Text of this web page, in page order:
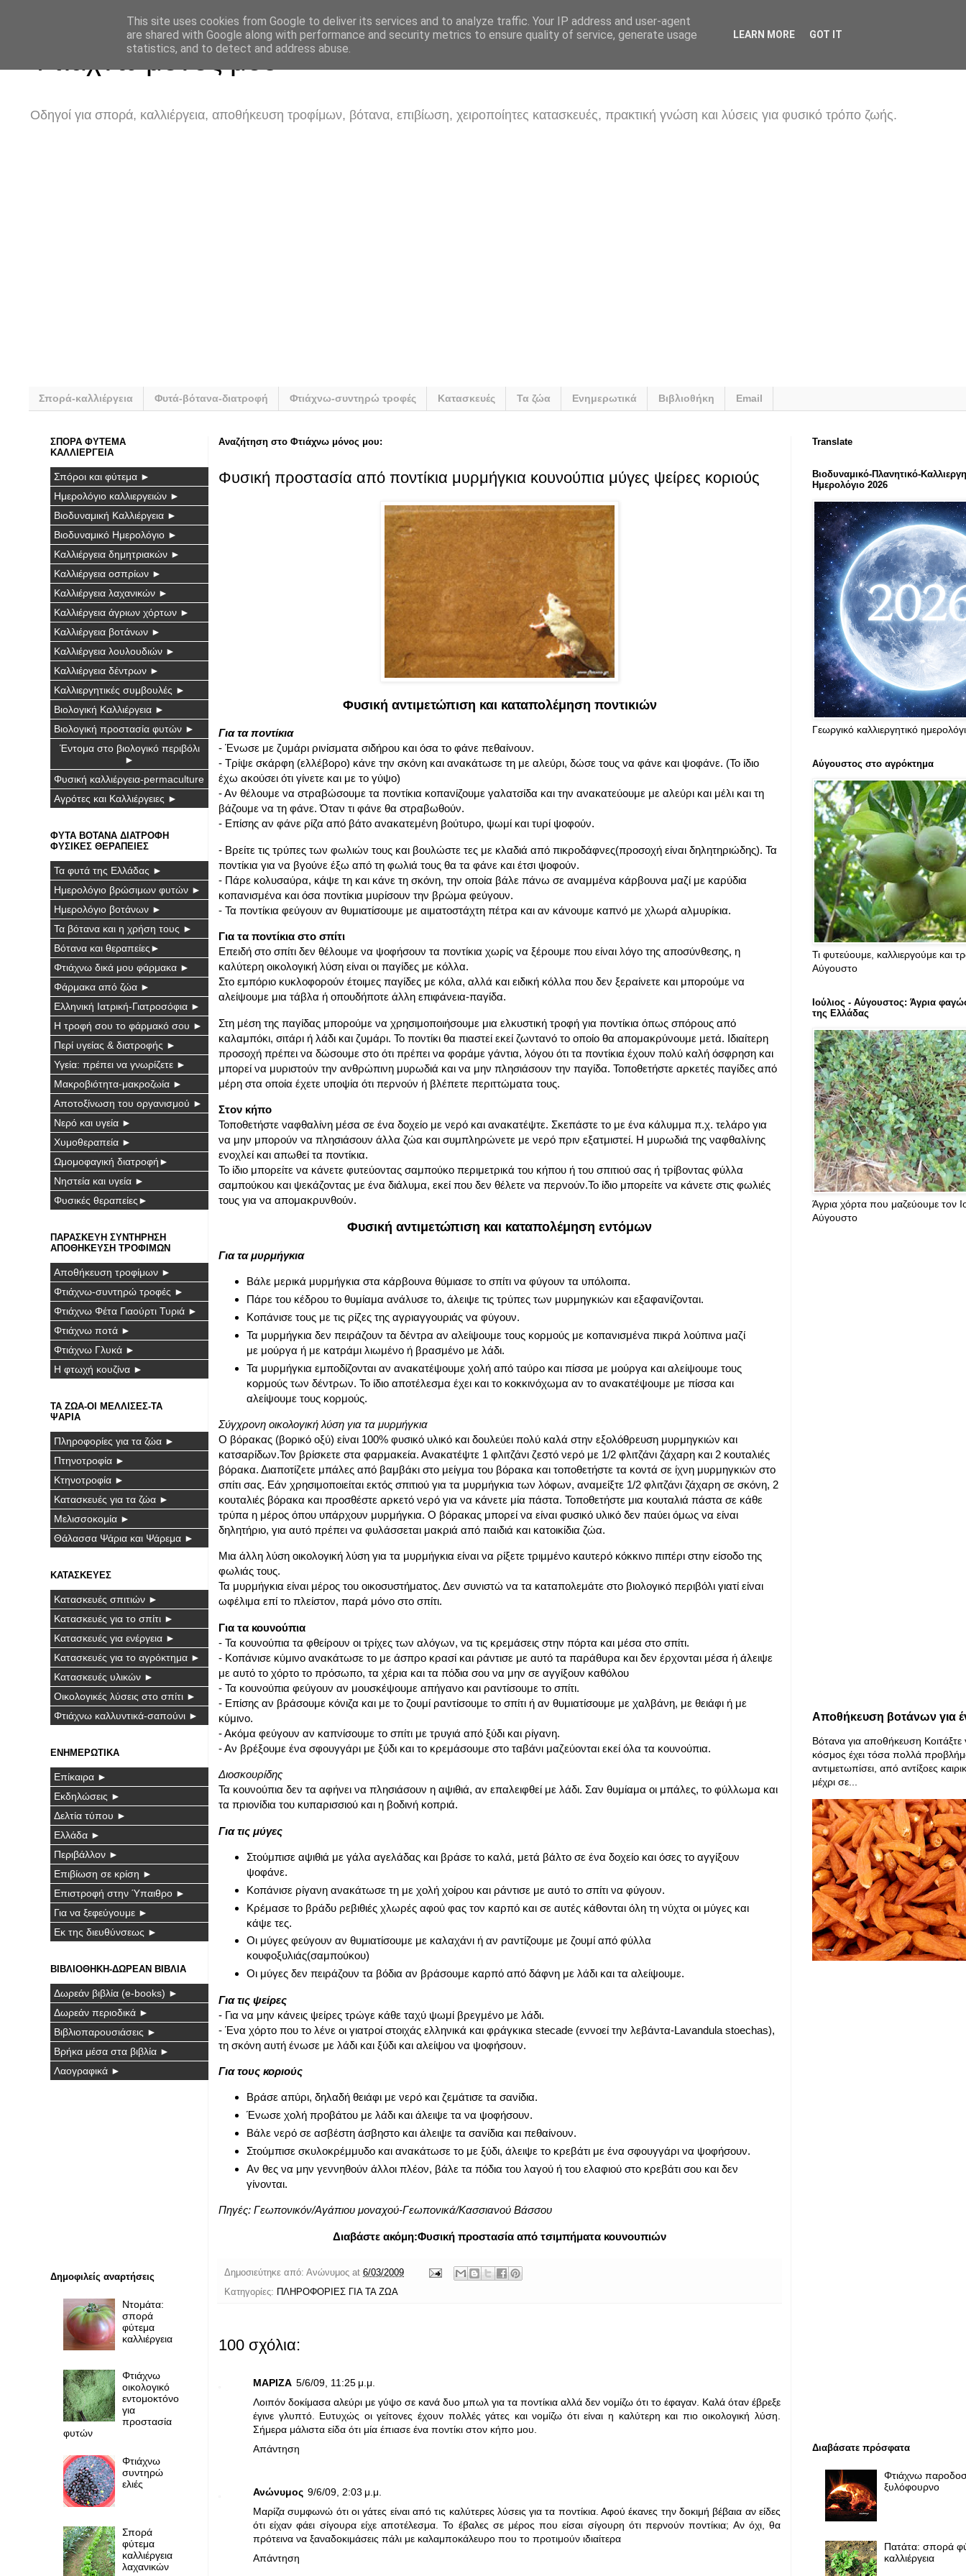
Φτιάχνω μόνος μου
Οδηγοί για σπορά, καλλιέργεια, αποθήκευση τροφίμων, βότανα, επιβίωση, χειροποίητες κατασκευές, πρακτική γνώση και λύσεις για φυσικό τρόπο ζωής.
Σπορά-καλλιέργεια Φυτά-βότανα-διατροφή Φτιάχνω-συντηρώ τροφές Κατασκευές Τα ζώα Ενημερωτικά Βιβλιοθήκη Email
Αναζήτηση στο Φτιάχνω μόνος μου:
Φυσική προστασία από ποντίκια μυρμήγκια κουνούπια μύγες ψείρες κοριούς
Φυσική αντιμετώπιση και καταπολέμηση ποντικιών
Για τα ποντίκια
- Ένωσε με ζυμάρι ρινίσματα σιδήρου και όσα το φάνε πεθαίνουν.
- Τρίψε σκάρφη (ελλέβορο) κάνε την σκόνη και ανακάτωσε τη με αλεύρι, δώσε τους να φάνε και ψοφάνε. (Το ίδιο
έχω ακούσει ότι γίνετε και με το γύψο)
- Αν θέλουμε να στραβώσουμε τα ποντίκια κοπανίζουμε γαλατσίδα και την ανακατεύουμε με αλεύρι και μέλι και τη
βάζουμε να τη φάνε. Όταν τι φάνε θα στραβωθούν.
- Επίσης αν φάνε ρίζα από βάτο ανακατεμένη βούτυρο, ψωμί και τυρί ψοφούν.
- Βρείτε τις τρύπες των φωλιών τους και βουλώστε τες με κλαδιά από πικροδάφνες(προσοχή είναι δηλητηριώδης). Τα
ποντίκια για να βγούνε έξω από τη φωλιά τους θα τα φάνε και έτσι ψοφούν.
- Πάρε κολυσαύρα, κάψε τη και κάνε τη σκόνη, την οποία βάλε πάνω σε αναμμένα κάρβουνα μαζί με καρύδια
κοπανισμένα και όσα ποντίκια μυρίσουν την βρώμα φεύγουν.
- Τα ποντίκια φεύγουν αν θυμιατίσουμε με αιματοστάχτη πέτρα και αν κάνουμε καπνό με χλωρά αλμυρίκια.
Για τα ποντίκια στο σπίτι
Επειδή στο σπίτι δεν θέλουμε να ψοφήσουν τα ποντίκια χωρίς να ξέρουμε που είναι λόγο της αποσύνθεσης, η
καλύτερη οικολογική λύση είναι οι παγίδες με κόλλα.
Στο εμπόριο κυκλοφορούν έτοιμες παγίδες με κόλα, αλλά και ειδική κόλλα που δεν ξεραίνετε και μπορούμε να
αλείψουμε μια τάβλα ή οπουδήποτε άλλη επιφάνεια-παγίδα.
Στη μέση της παγίδας μπορούμε να χρησιμοποιήσουμε μια ελκυστική τροφή για ποντίκια όπως σπόρους από
καλαμπόκι, σιτάρι ή λάδι και ζυμάρι. Το ποντίκι θα πιαστεί εκεί ζωντανό το οποίο θα απομακρύνουμε μετά. Ιδιαίτερη
προσοχή πρέπει να δώσουμε στο ότι πρέπει να φοράμε γάντια, λόγου ότι τα ποντίκια έχουν πολύ καλή όσφρηση και
μπορεί να μυριστούν την ανθρώπινη μυρωδιά και να μην πλησιάσουν την παγίδα. Τοποθετήστε αρκετές παγίδες από
μέρη στα οποία έχετε υποψία ότι περνούν ή βλέπετε περιττώματα τους.
Στον κήπο
Τοποθετήστε ναφθαλίνη μέσα σε ένα δοχείο με νερό και ανακατέψτε. Σκεπάστε το με ένα κάλυμμα π.χ. τελάρο για
να μην μπορούν να πλησιάσουν άλλα ζώα και συμπληρώνετε με νερό πριν εξατμιστεί. Η μυρωδιά της ναφθαλίνης
ενοχλεί και απωθεί τα ποντίκια.
Το ίδιο μπορείτε να κάνετε φυτεύοντας σαμπούκο περιμετρικά του κήπου ή του σπιτιού σας ή τρίβοντας φύλλα
σαμπούκου και ψεκάζοντας με ένα διάλυμα, εκεί που δεν θέλετε να περνούν.Το ίδιο μπορείτε να κάνετε στις φωλιές
τους για να απομακρυνθούν.
Φυσική αντιμετώπιση και καταπολέμηση εντόμων
Για τα μυρμήγκια
Βάλε μερικά μυρμήγκια στα κάρβουνα θύμιασε το σπίτι να φύγουν τα υπόλοιπα.
Πάρε του κέδρου το θυμίαμα ανάλυσε το, άλειψε τις τρύπες των μυρμηγκιών και εξαφανίζονται.
Κοπάνισε τους με τις ρίζες της αγριαγγουριάς να φύγουν.
Τα μυρμήγκια δεν πειράζουν τα δέντρα αν αλείψουμε τους κορμούς με κοπανισμένα πικρά λούπινα μαζί
με μούργα ή με κατράμι λιωμένο ή βρασμένο με λάδι.
Τα μυρμήγκια εμποδίζονται αν ανακατέψουμε χολή από ταύρο και πίσσα με μούργα και αλείψουμε τους
κορμούς των δέντρων. Το ίδιο αποτέλεσμα έχει και το κοκκινόχωμα αν το ανακατέψουμε με πίσσα και
αλείψουμε τους κορμούς.
Σύγχρονη οικολογική λύση για τα μυρμήγκια
Ο βόρακας (βορικό οξύ) είναι 100% φυσικό υλικό και δουλεύει πολύ καλά στην εξολόθρευση μυρμηγκιών και
κατσαρίδων.Τον βρίσκετε στα φαρμακεία. Ανακατέψτε 1 φλιτζάνι ζεστό νερό με 1/2 φλιτζάνι ζάχαρη και 2 κουταλιές
βόρακα. Διαποτίζετε μπάλες από βαμβάκι στο μείγμα του βόρακα και τοποθετήστε τα κοντά σε ίχνη μυρμηγκιών στο
σπίτι σας. Εάν χρησιμοποιείται εκτός σπιτιού για τα μυρμήγκια των λόφων, αναμείξτε 1/2 φλιτζάνι ζάχαρη σε σκόνη, 2
κουταλιές βόρακα και προσθέστε αρκετό νερό για να κάνετε μία πάστα. Τοποθετήστε μια κουταλιά πάστα σε κάθε
τρύπα η μέρος όπου υπάρχουν μυρμήγκια. Ο βόρακας μπορεί να είναι φυσικό υλικό δεν παύει όμως να είναι
δηλητήριο, για αυτό πρέπει να φυλάσσεται μακριά από παιδιά και κατοικίδια ζώα.
Μια άλλη λύση οικολογική λύση για τα μυρμήγκια είναι να ρίξετε τριμμένο καυτερό κόκκινο πιπέρι στην είσοδο της
φωλιάς τους.
Τα μυρμήγκια είναι μέρος του οικοσυστήματος. Δεν συνιστώ να τα καταπολεμάτε στο βιολογικό περιβόλι γιατί είναι
ωφέλιμα επί το πλείστον, παρά μόνο στο σπίτι.
Για τα κουνούπια
- Τα κουνούπια τα φθείρουν οι τρίχες των αλόγων, να τις κρεμάσεις στην πόρτα και μέσα στο σπίτι.
- Κοπάνισε κύμινο ανακάτωσε το με άσπρο κρασί και ράντισε με αυτό τα παράθυρα και δεν έρχονται μέσα ή άλειψε
με αυτό το χόρτο το πρόσωπο, τα χέρια και τα πόδια σου να μην σε αγγίξουν καθόλου
- Τα κουνούπια φεύγουν αν μουσκέψουμε απήγανο και ραντίσουμε το σπίτι.
- Επίσης αν βράσουμε κόνιζα και με το ζουμί ραντίσουμε το σπίτι ή αν θυμιατίσουμε με χαλβάνη, με θειάφι ή με
κύμινο.
- Ακόμα φεύγουν αν καπνίσουμε το σπίτι με τρυγιά από ξύδι και ρίγανη.
- Αν βρέξουμε ένα σφουγγάρι με ξύδι και το κρεμάσουμε στο ταβάνι μαζεύονται εκεί όλα τα κουνούπια.
Διοσκουρίδης
Τα κουνούπια δεν τα αφήνει να πλησιάσουν η αψιθιά, αν επαλειφθεί με λάδι. Σαν θυμίαμα οι μπάλες, το φύλλωμα και
τα πριονίδια του κυπαρισσιού και η βοδινή κοπριά.
Για τις μύγες
Στούμπισε αψιθιά με γάλα αγελάδας και βράσε το καλά, μετά βάλτο σε ένα δοχείο και όσες το αγγίξουν
ψοφάνε.
Κοπάνισε ρίγανη ανακάτωσε τη με χολή χοίρου και ράντισε με αυτό το σπίτι να φύγουν.
Κρέμασε το βράδυ ρεβιθιές χλωρές αφού φας τον καρπό και σε αυτές κάθονται όλη τη νύχτα οι μύγες και
κάψε τες.
Οι μύγες φεύγουν αν θυμιατίσουμε με καλαχάνι ή αν ραντίζουμε με ζουμί από φύλλα
κουφοξυλιάς(σαμπούκου)
Οι μύγες δεν πειράζουν τα βόδια αν βράσουμε καρπό από δάφνη με λάδι και τα αλείψουμε.
Για τις ψείρες
- Για να μην κάνεις ψείρες τρώγε κάθε ταχύ ψωμί βρεγμένο με λάδι.
- Ένα χόρτο που το λένε οι γιατροί στοιχάς ελληνικά και φράγκικα stecade (εννοεί την λεβάντα-Lavandula stoechas),
τη σκόνη αυτή ένωσε με λάδι και ξύδι και αλείψου να ψοφήσουν.
Για τους κοριούς
Βράσε απύρι, δηλαδή θειάφι με νερό και ζεμάτισε τα σανίδια.
Ένωσε χολή προβάτου με λάδι και άλειψε τα να ψοφήσουν.
Βάλε νερό σε ασβέστη άσβηστο και άλειψε τα σανίδια και πεθαίνουν.
Στούμπισε σκυλοκρέμμυδο και ανακάτωσε το με ξύδι, άλειψε το κρεβάτι με ένα σφουγγάρι να ψοφήσουν.
Αν θες να μην γεννηθούν άλλοι πλέον, βάλε τα πόδια του λαγού ή του ελαφιού στο κρεβάτι σου και δεν
γίνονται.
Πηγές: Γεωπονικόν/Αγάπιου μοναχού-Γεωπονικά/Κασσιανού Βάσσου
Διαβάστε ακόμη:Φυσική προστασία από τσιμπήματα κουνουπιών
Δημοσιεύτηκε από: Ανώνυμος at 6/03/2009
Κατηγορίες:
ΠΛΗΡΟΦΟΡΙΕΣ ΓΙΑ ΤΑ ΖΩΑ
100 σχόλια:
ΜΑΡΙΖΑ 5/6/09, 11:25 μ.μ.
Λοιπόν δοκίμασα αλεύρι με γύψο σε κανά δυο μπωλ για τα ποντίκια αλλά δεν νομίζω ότι το έφαγαν. Καλά όταν έβρεξε
έγινε γλυπτό. Ευτυχώς οι γείτονες έχουν πολλές γάτες και νομίζω ότι είναι η καλύτερη και πιο οικολογική λύση.
Σήμερα μάλιστα είδα ότι μία έπιασε ένα ποντίκι στον κήπο μου.
Απάντηση
Ανώνυμος 9/6/09, 2:03 μ.μ.
Μαρίζα συμφωνώ ότι οι γάτες είναι από τις καλύτερες λύσεις για τα ποντίκια. Αφού έκανες την δοκιμή βέβαια αν είδες
ότι είχαν φάει σίγουρα είχε αποτέλεσμα. Το έβαλες σε μέρος που είσαι σίγουρη ότι περνούν ποντίκια; Αν όχι, θα
πρότεινα να ξαναδοκιμάσεις πάλι με καλαμποκάλευρο που το προτιμούν ιδιαίτερα
Απάντηση
ΣΠΟΡΑ ΦΥΤΕΜΑ
ΚΑΛΛΙΕΡΓΕΙΑ
Σπόροι και φύτεμα ►
Ημερολόγιο καλλιεργειών ►
Βιοδυναμική Καλλιέργεια ►
Βιοδυναμικό Ημερολόγιο ►
Καλλιέργεια δημητριακών ►
Καλλιέργεια οσπρίων ►
Καλλιέργεια λαχανικών ►
Καλλιέργεια άγριων χόρτων ►
Καλλιέργεια βοτάνων ►
Καλλιέργεια λουλουδιών ►
Καλλιέργεια δέντρων ►
Καλλιεργητικές συμβουλές ►
Βιολογική Καλλιέργεια ►
Βιολογική προστασία φυτών ►
Έντομα στο βιολογικό περιβόλι
►
Φυσική καλλιέργεια-permaculture
Αγρότες και Καλλιέργειες ►
ΦΥΤΑ ΒΟΤΑΝΑ ΔΙΑΤΡΟΦΗ
ΦΥΣΙΚΕΣ ΘΕΡΑΠΕΙΕΣ
Τα φυτά της Ελλάδας ►
Ημερολόγιο βρώσιμων φυτών ►
Ημερολόγιο βοτάνων ►
Τα βότανα και η χρήση τους ►
Βότανα και θεραπείες►
Φτιάχνω δικά μου φάρμακα ►
Φάρμακα από ζώα ►
Ελληνική Ιατρική-Γιατροσόφια ►
Η τροφή σου το φάρμακό σου ►
Περί υγείας & διατροφής ►
Υγεία: πρέπει να γνωρίζετε ►
Μακροβιότητα-μακροζωία ►
Αποτοξίνωση του οργανισμού ►
Νερό και υγεία ►
Χυμοθεραπεία ►
Ωμομοφαγική διατροφή►
Νηστεία και υγεία ►
Φυσικές θεραπείες►
ΠΑΡΑΣΚΕΥΗ ΣΥΝΤΗΡΗΣΗ
ΑΠΟΘΗΚΕΥΣΗ ΤΡΟΦΙΜΩΝ
Αποθήκευση τροφίμων ►
Φτιάχνω-συντηρώ τροφές ►
Φτιάχνω Φέτα Γιαούρτι Τυριά ►
Φτιάχνω ποτά ►
Φτιάχνω Γλυκά ►
Η φτωχή κουζίνα ►
ΤΑ ΖΩΑ-ΟΙ ΜΕΛΛΙΣΕΣ-ΤΑ
ΨΑΡΙΑ
Πληροφορίες για τα ζώα ►
Πτηνοτροφία ►
Κτηνοτροφία ►
Κατασκευές για τα ζώα ►
Μελισσοκομία ►
Θάλασσα Ψάρια και Ψάρεμα ►
ΚΑΤΑΣΚΕΥΕΣ
Κατασκευές σπιτιών ►
Κατασκευές για το σπίτι ►
Κατασκευές για ενέργεια ►
Κατασκευές για το αγρόκτημα ►
Κατασκευές υλικών ►
Οικολογικές λύσεις στο σπίτι ►
Φτιάχνω καλλυντικά-σαπούνι ►
ΕΝΗΜΕΡΩΤΙΚΑ
Επίκαιρα ►
Εκδηλώσεις ►
Δελτία τύπου ►
Ελλάδα ►
Περιβάλλον ►
Επιβίωση σε κρίση ►
Επιστροφή στην Ύπαιθρο ►
Για να ξεφεύγουμε ►
Εκ της διευθύνσεως ►
ΒΙΒΛΙΟΘΗΚΗ-ΔΩΡΕΑΝ ΒΙΒΛΙΑ
Δωρεάν βιβλία (e-books) ►
Δωρεάν περιοδικά ►
Βιβλιοπαρουσιάσεις ►
Βρήκα μέσα στα βιβλία ►
Λαογραφικά ►
Δημοφιλείς αναρτήσεις
Ντομάτα:
σπορά
φύτεμα
καλλιέργεια
Φτιάχνω
οικολογικό
εντομοκτόνο
για
προστασία
φυτών
Φτιάχνω
συντηρώ
ελιές
Σπορά
φύτεμα
καλλιέργεια
λαχανικών
Translate
Βιοδυναμικό-Πλανητικό-
Ημερολόγιο 2026
Γεωργικό καλλιεργητικό
Αύγουστος στο αγρόκτημα
Τι φυτεύουμε, καλλιεργούμε και
Αύγουστο
Ιούλιος - Αύγουστος: Άγρια
της Ελλάδας
Άγρια χόρτα που μαζεύουμε τον
Αύγουστο
Αποθήκευση βοτάνων για
Βότανα για αποθήκευση
κόσμος έχει τόσα πολλά
αντιμετωπίσει, από αντίξοες
μέχρι σε...
Διαβάσατε πρόσφατα
Φτιάχνω
ξυλόφουρνο
Πατάτα: σπορά
καλλιέργεια
This site uses cookies from Google to deliver its services and to analyze traffic. Your IP address and user-agent
are shared with Google along with performance and security metrics to ensure quality of service, generate usage
statistics, and to detect and address abuse.
LEARN MORE GOT IT